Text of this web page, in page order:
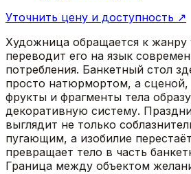
Уточнить цену и доступность ↗
Художница обращается к жанру
переводит его на язык
потребления. Банкетный стол
просто натюрмортом, а сценой,
фрукты и фрагменты тела
декоративную систему.
выглядит не только
пугающим, а изобилие
превращает тело в часть
Граница между объектом